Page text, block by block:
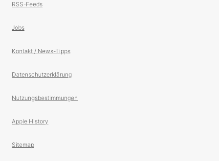
RSS-Feeds
Jobs
Kontakt / News-Tipps
Datenschutzerklärung
Nutzungsbestimmungen
Apple History
Sitemap